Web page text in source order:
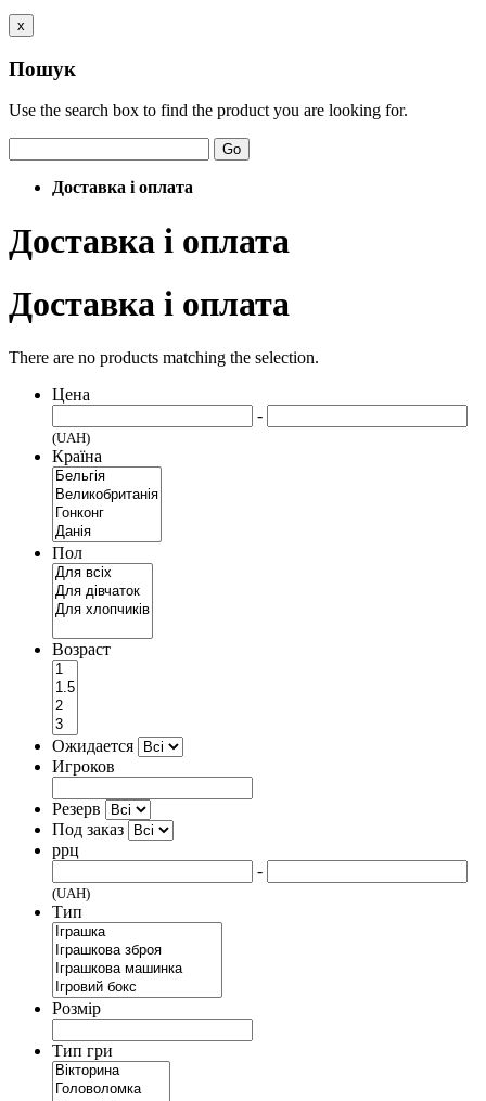
x
Пошук
Use the search box to find the product you are looking for.
Go
Доставка і оплата
Доставка і оплата
Доставка і оплата
There are no products matching the selection.
Цена
-
(UAH)
Країна
Пол
Возраст
Ожидается
Игроков
Резерв
Под заказ
ррц
-
(UAH)
Тип
Розмір
Тип гри